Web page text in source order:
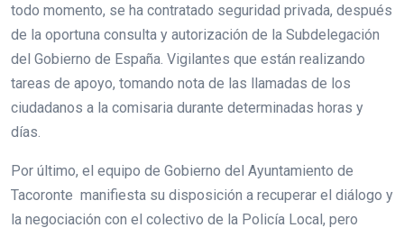
todo momento, se ha contratado seguridad privada, después
de la oportuna consulta y autorización de la Subdelegación
del Gobierno de España. Vigilantes que están realizando
tareas de apoyo, tomando nota de las llamadas de los
ciudadanos a la comisaria durante determinadas horas y
días.
Por último, el equipo de Gobierno del Ayuntamiento de
Tacoronte manifiesta su disposición a recuperar el diálogo y
la negociación con el colectivo de la Policía Local, pero